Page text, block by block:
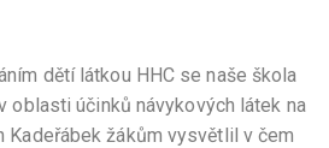
dětí látkou HHC se naše škola
oblasti účinků návykových látek na
Kadeřábek žákům vysvětlil v čem